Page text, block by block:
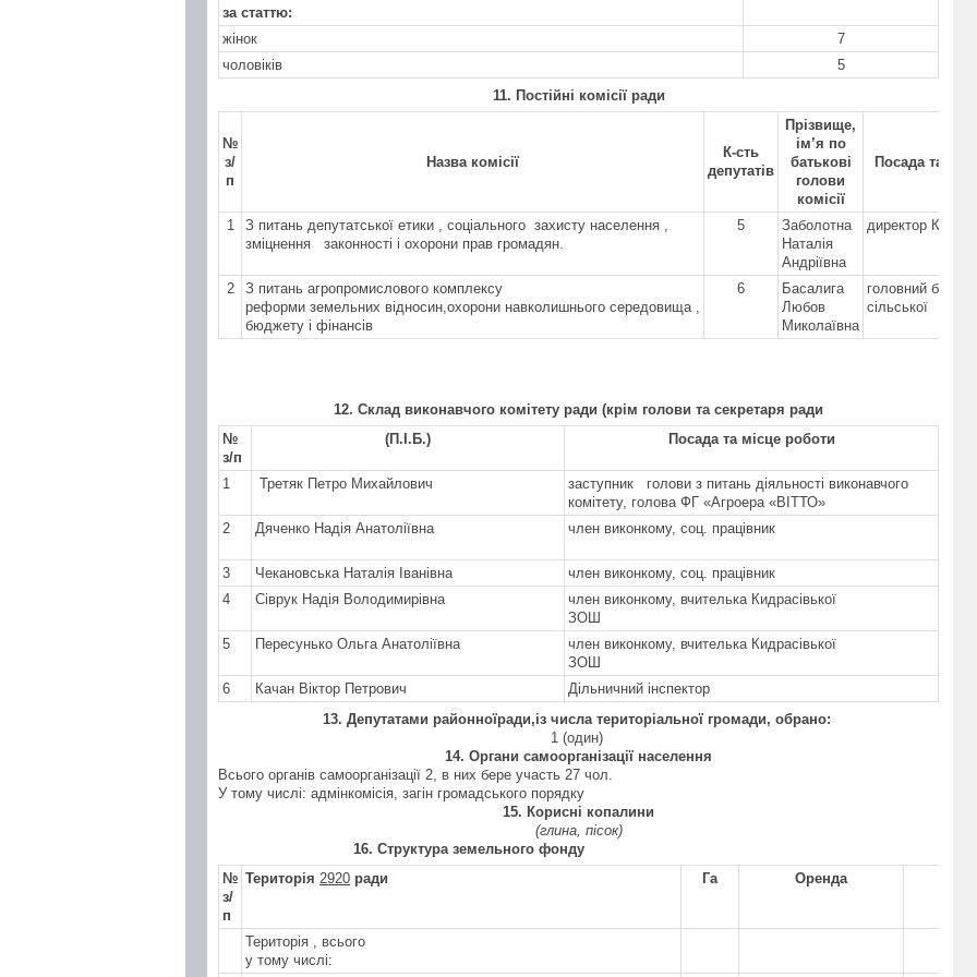
за статтю:
жінок
7
чоловіків
5
11. Постійні комісії ради
№
з/
п
Назва комісії
К-сть
депутатів
Прізвище,
ім’я по
батькові
голови
комісії
Посада та
1
З питань депутатської етики , соціального захисту населення ,
зміцнення законності і охорони прав громадян.
5
Заболотна
Наталія
Андріївна
директор
2
З питань агропромислового комплексу
реформи земельних відносин,охорони навколишнього середовища ,
бюджету і фінансів
6
Басалига
Любов
Миколаївна
головний
сільської
12. Склад виконавчого комітету ради (крім голови та секретаря ради
№
з/п
(П.І.Б.) Посада та місце роботи
1 Третяк Петро Михайлович заступник голови з питань діяльності виконавчого
комітету, голова ФГ «Агроера «ВІТТО»
2
Дяченко Надія Анатоліївна член виконкому, соц. працівник
3 Чекановська Наталія Іванівна
член виконкому, соц. працівник
4
Сіврук Надія Володимирівна
член виконкому, вчителька Кидрасівької
ЗОШ
5
Пересунько Ольга Анатоліївна
член виконкому, вчителька Кидрасівької
ЗОШ
6
Качан Віктор Петрович
Дільничний інспектор
13. Депутатами районноїради,із числа територіальної громади, обрано:
1 (один)
14. Органи самоорганізації населення
Всього органів самоорганізації 2, в них бере участь 27 чол.
У тому числі: адмінкомісія, загін громадського порядку
15. Корисні копалини
(глина, пісок)
16. Структура земельного фонду
№
з/
п
Територія 2920 ради Га Оренда
Територія , всього
у тому числі: